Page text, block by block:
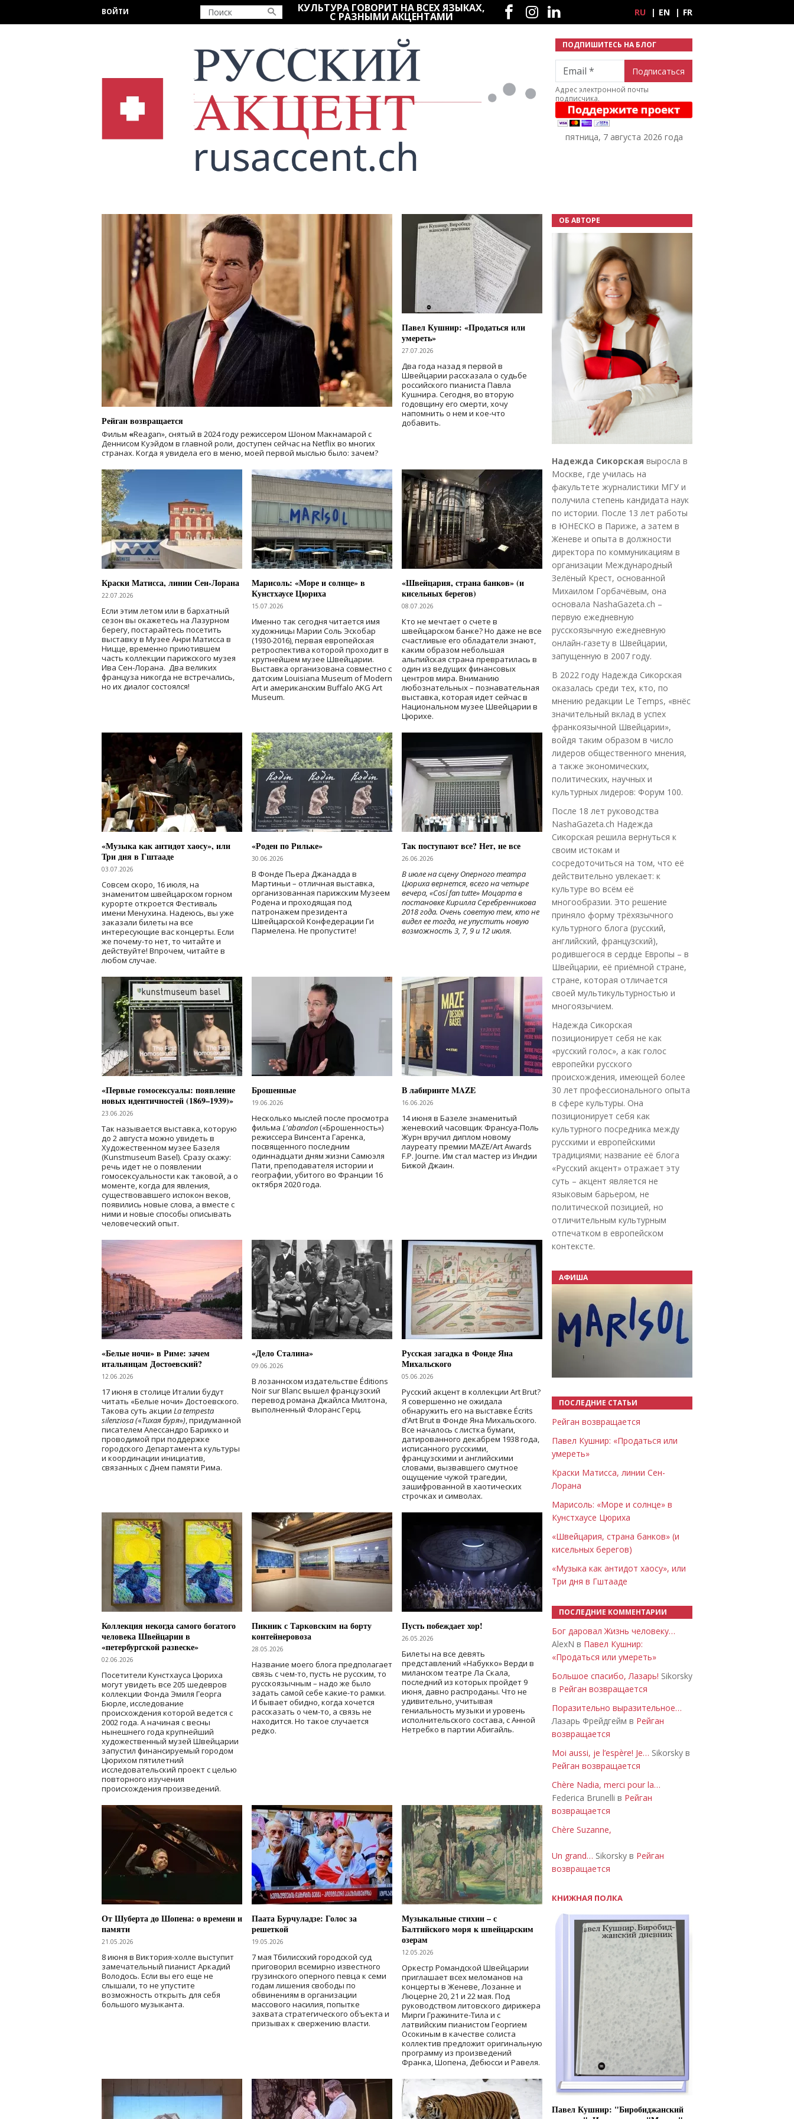
ВОЙТИ КУЛЬТУРА ГОВОРИТ НА ВСЕХ ЯЗЫКАХ,
С РАЗНЫМИ АКЦЕНТАМИ
Социальные сети
RU EN FR
ПОДПИШИТЕСЬ НА БЛОГ
Email
Адрес электронной почты
подписчика.
пятница, 7 августа 2026 года
Рейган возвращается
Фильм «Reagan», снятый в 2024 годурежиссером Шоном Макнамарой с
Деннисом Куэйдом в главной роли, доступен сейчас на Netflix во многих
странах. Когда я увидела его в меню, моей первой мыслью было: зачем?
Павел Кушнир: «Продаться или
умереть»
27.07.2026
Два года назад я первой в
Швейцарии рассказала о судьбе
российского пианиста Павла
Кушнира. Сегодня, во вторую
годовщину его смерти, хочу
напомнить о нем и кое-что
добавить.
Краски Матисса, линии Сен-Лорана
22.07.2026
Если этим летом или в бархатный
сезон вы окажетесь на Лазурном
берегу, постарайтесь посетить
выставку в Музее Анри Матисса в
Ницце, временно приютившем
часть коллекции парижского музея
Ива Сен-Лорана. Два великих
француза никогда не встречались,
но их диалог состоялся!
Марисоль: «Море и солнце» в
Кунстхаусе Цюриха
15.07.2026
Именно так сегодня читается имя
художницы Марии Соль Эскобар
(1930-2016), первая европейская
ретроспектива которой проходит в
крупнейшем музее Швейцарии.
Выставка организована совместно с
датским Louisiana Museum of Modern
Art и американским Buffalo AKG Art
Museum.
«Швейцария, страна банков» (и
кисельных берегов)
08.07.2026
Кто не мечтает о счете в
швейцарском банке? Но даже не все
счастливые его обладатели знают,
каким образом небольшая
альпийская страна превратилась в
один из ведущих финансовых
центров мира. Вниманию
любознательных – познавательная
выставка, которая идет сейчас в
Национальном музее Швейцарии в
Цюрихе.
«Музыка как антидот хаосу», или
Три дня в Гштааде
03.07.2026
Совсем скоро, 16 июля, на
знаменитом швейцарском горном
курорте откроется Фестиваль
имени Менухина. Надеюсь, вы уже
заказали билеты на все
интересующие вас концерты. Если
же почему-то нет, то читайте и
действуйте! Впрочем, читайте в
любом случае.
«Роден по Рильке»
30.06.2026
В Фонде Пьера Джанадда в
Мартиньи – отличная выставка,
организованная парижским Музеем
Родена и проходящая под
патронажем президента
Швейцарской Конфедерации Ги
Пармелена. Не пропустите!
Так поступают все? Нет, не все
26.06.2026
В июле на сцену Оперного театра
Цюриха вернется, всего на четыре
вечера, «Cosí fan tutte» Моцарта в
постановке Кирилла Серебренникова
2018 года. Очень советую тем, кто не
видел ее тогда, не упустить новую
возможность 3, 7, 9 и 12 июля.
«Первые гомосексуалы: появление
новых идентичностей (1869–1939)»
23.06.2026
Так называется выставка, которую
до 2 августа можно увидеть в
Художественном музее Базеля
(Kunstmuseum Basel). Сразу скажу:
речь идет не о появлении
гомосексуальности как таковой, а о
моменте, когда для явления,
существовавшего испокон веков,
появились новые слова, а вместе с
ними и новые способы описывать
человеческий опыт.
Брошенные
19.06.2026
Несколько мыслей после просмотра
фильма L'abandon(«Брошенность»)
режиссера Винсента Гаренка,
посвященного последним
одиннадцати дням жизни Самюэля
Пати, преподавателя истории и
географии, убитого во Франции 16
октября 2020 года.
В лабиринте MAZE
16.06.2026
14 июня в Базеле знаменитый
женевский часовщик Франсуа-Поль
Журн вручил диплом новому
лауреату премии MAZE/Art Awards
F.P. Journe. Им стал мастер из Индии
Бижой Джаин.
«Белые ночи» в Риме: зачем
итальянцам Достоевский?
12.06.2026
17 июня в столице Италии будут
читать «Белые ночи» Достоевского.
Такова суть акции La tempesta
silenziosa («Тихая буря»), придуманной
писателем Алессандро Барикко и
проводимой при поддержке
городского Департамента культуры
и координации инициатив,
связанных с Днем памяти Рима.
«Дело Сталина»
09.06.2026
В лозаннском издательстве Éditions
Noir sur Blanc вышел французский
перевод романа Джайлса Милтона,
выполненный Флоранс Герц.
Русская загадка в Фонде Яна
Михальского
05.06.2026
Русский акцент в коллекции Art Brut?
Я совершенно не ожидала
обнаружить его на выставке Écrits
d’Art Brut в Фонде Яна Михальского.
Все началось с листка бумаги,
датированного декабрем 1938 года,
исписанного русскими,
французскими и английскими
словами, вызвавшего смутное
ощущение чужой трагедии,
зашифрованной в хаотических
строчках и символах.
Коллекция некогда самого богатого
человека Швейцарии в
«петербургской развеске»
02.06.2026
Посетители Кунстхауса Цюриха
могут увидеть все 205 шедевров
коллекции Фонда Эмиля Георга
Бюрле, исследование
происхождения которой ведется с
2002 года. А начиная с весны
нынешнего года крупнейший
художественный музей Швейцарии
запустил финансируемый городом
Цюрихом пятилетний
исследовательский проект с целью
повторного изучения
происхождения произведений.
Пикник с Тарковским на борту
контейнеровоза
28.05.2026
Название моего блога предполагает
связь с чем-то, пусть не русским, то
русскоязычным – надо же было
задать самой себе какие-то рамки.
И бывает обидно, когда хочется
рассказать о чем-то, а связь не
находится. Но такое случается
редко.
Пусть побеждает хор!
26.05.2026
Билеты на все девять
представлений «Набукко» Верди в
миланском театре Ла Скала,
последний из которых пройдет 9
июня, давно распроданы. Что не
удивительно, учитывая
гениальность музыки и уровень
исполнительского состава, с Анной
Нетребко в партии Абигайль.
От Шуберта до Шопена: о времени и
памяти
21.05.2026
8 июня в Виктория-холле выступит
замечательный пианист Аркадий
Володось. Если вы его еще не
слышали, то не упустите
возможность открыть для себя
большого музыканта.
Паата Бурчуладзе: Голос за
решеткой
19.05.2026
7 мая Тбилисский городской суд
приговорил всемирно известного
грузинского оперного певца к семи
годам лишения свободы по
обвинениям в организации
массового насилия, попытке
захвата стратегического объекта и
призывах к свержению власти.
Музыкальные стихии – с
Балтийского моря к швейцарским
озерам
12.05.2026
Оркестр Романдской Швейцарии
приглашает всех меломанов на
концерты в Женеве, Лозанне и
Люцерне 20, 21 и 22 мая. Под
руководством литовского дирижера
Мирги Гражините-Тила и с
латвийским пианистом Георгием
Осокиным в качестве солиста
коллектив предложит оригинальную
программу из произведений
Франка, Шопена, Дебюсси и Равеля.
ОБ АВТОРЕ
Надежда Сикорская выросла в
Москве, где училась на
факультете журналистики МГУ и
получила степень кандидата наук
по истории. После 13 лет работы
в ЮНЕСКО в Париже, а затем в
Женеве и опыта в должности
директора по коммуникациям в
организации Международный
Зелёный Крест, основанной
Михаилом Горбачёвым, она
основала NashaGazeta.ch –
первую ежедневную
русскоязычную ежедневную
онлайн-газету в Швейцарии,
запущенную в 2007 году.
В 2022 году Надежда Сикорская
оказалась среди тех, кто, по
мнению редакции Le Temps, «внёс
значительный вклад в успех
франкоязычной Швейцарии»,
войдя таким образом в число
лидеров общественного мнения,
а также экономических,
политических, научных и
культурных лидеров: Форум 100.
После 18 лет руководства
NashaGazeta.ch Надежда
Сикорская решила вернуться к
своим истокам и
сосредоточиться на том, что её
действительно увлекает: к
культуре во всём её
многообразии. Это решение
приняло форму трёхязычного
культурного блога (русский,
английский, французский),
родившегося в сердце Европы – в
Швейцарии, её приёмной стране,
стране, которая отличается
своей мультикультурностью и
многоязычием.
Надежда Сикорская
позиционирует себя не как
«русский голос», а как голос
европейки русского
происхождения, имеющей более
30 лет профессионального опыта
в сфере культуры. Она
позиционирует себя как
культурного посредника между
русскими и европейскими
традициями; название её блога
«Русский акцент» отражает эту
суть – акцент является не
языковым барьером, не
политической позицией, но
отличительным культурным
отпечатком в европейском
контексте.
АФИША
ПОСЛЕДНИЕ СТАТЬИ
Рейган возвращается
Павел Кушнир: «Продаться или
умереть»
Краски Матисса, линии Сен-
Лорана
Марисоль: «Море и солнце» в
Кунстхаусе Цюриха
«Швейцария, страна банков» (и
кисельных берегов)
«Музыка как антидот хаосу», или
Три дня в Гштааде
ПОСЛЕДНИЕ КОММЕНТАРИИ
Бог даровал Жизнь человеку…
AlexN в Павел Кушнир:
«Продаться или умереть»
Большое спасибо, Лазарь! Sikorsky
в Рейган возвращается
Поразительно выразительное…
Лазарь Фрейдгейм в Рейган
возвращается
Moi aussi, je l’espère! Je… Sikorsky в
Рейган возвращается
Chère Nadia, merci pour la…
Federica Brunelli в Рейган
возвращается
Chère Suzanne,
Un grand… Sikorsky в Рейган
возвращается
КНИЖНАЯ ПОЛКА
Павел Кушнир: "Биробиджанский